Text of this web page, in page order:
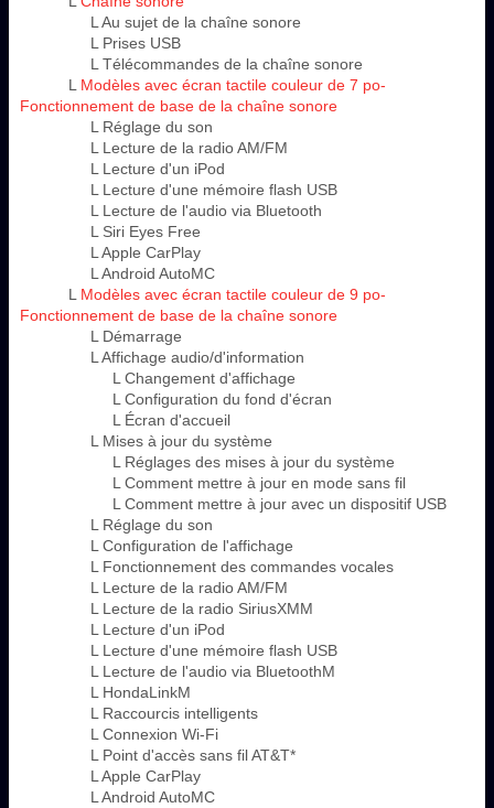
L Au sujet de la chaîne sonore
L Prises USB
L Télécommandes de la chaîne sonore
L Modèles avec écran tactile couleur de 7 po-
Fonctionnement de base de la chaîne sonore
L Réglage du son
L Lecture de la radio AM/FM
L Lecture d'un iPod
L Lecture d'une mémoire flash USB
L Lecture de l'audio via Bluetooth
L Siri Eyes Free
L Apple CarPlay
L Android AutoMC
L Modèles avec écran tactile couleur de 9 po-
Fonctionnement de base de la chaîne sonore
L Démarrage
L Affichage audio/d'information
L Changement d'affichage
L Configuration du fond d'écran
L Écran d'accueil
L Mises à jour du système
L Réglages des mises à jour du système
L Comment mettre à jour en mode sans fil
L Comment mettre à jour avec un dispositif USB
L Réglage du son
L Configuration de l'affichage
L Fonctionnement des commandes vocales
L Lecture de la radio AM/FM
L Lecture de la radio SiriusXMM
L Lecture d'un iPod
L Lecture d'une mémoire flash USB
L Lecture de l'audio via BluetoothM
L HondaLinkM
L Raccourcis intelligents
L Connexion Wi-Fi
L Point d'accès sans fil AT&T*
L Apple CarPlay
L Android AutoMC